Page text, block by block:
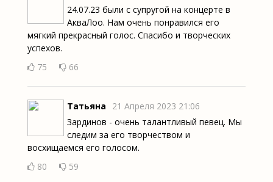
24.07.23 были с супругой на концерте в
АкваЛоо. Нам очень понравился его
мягкий прекрасный голос. Спасибо и творческих
успехов.
75
66
Татьяна
21 Апреля 2023 21:06
Зардинов - очень талантливый певец. Мы
следим за его творчеством и
восхищаемся его голосом.
80
59